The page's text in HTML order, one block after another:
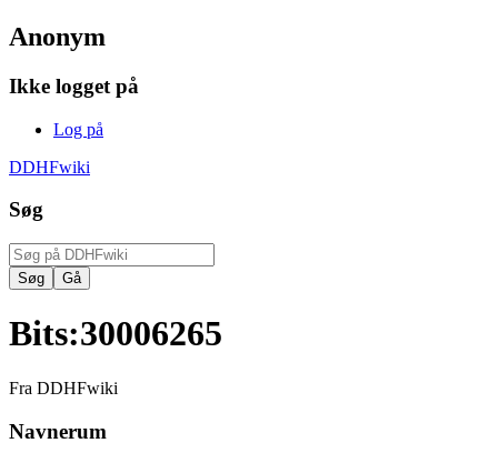
Anonym
Ikke logget på
Log på
DDHFwiki
Søg
Bits:30006265
Fra DDHFwiki
Navnerum